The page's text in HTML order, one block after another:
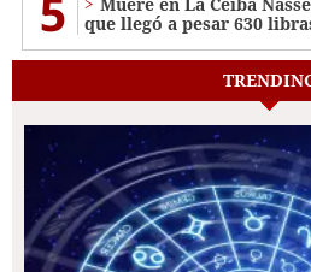
que llegó a pesar 630